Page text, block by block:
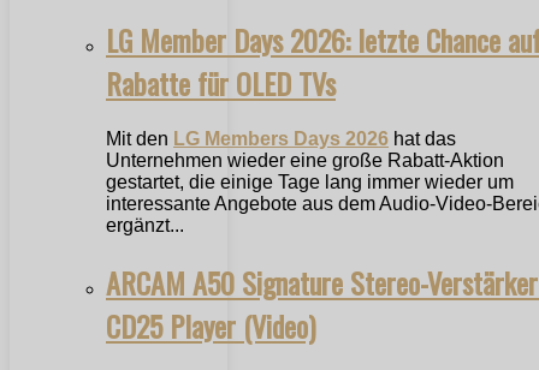
LG Member Days 2026: letzte Chance
Rabatte für OLED TVs
Mit den LG Members Days 2026 hat das
Unternehmen wieder eine große Rabatt-Aktion
gestartet, die einige Tage lang immer wieder um
interessante Angebote aus dem Audio-Video-
ergänzt...
ARCAM A50 Signature Stereo-
CD25 Player (Video)